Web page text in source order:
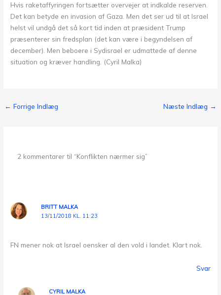
Hvis raketaffyringen fortsætter overvejer at indkalde reserven.
Det kan betyde en invasion af Gaza. Men det ser ud til at Israel
helst vil undgå det så kort tid inden at præsident Trump
præsenterer sin fredsplan (det kan være i begyndelsen af
december). Men beboere i Sydisrael er udmattede af denne
situation og kræver handling. (Cyril Malka)
← Forrige Indlæg Næste Indlæg →
2 kommentarer til “Konflikten nærmer sig”
BRITT MALKA
13/11/2018 KL. 11:23
FN mener nok at Israel oensker al den vold i landet. Klart nok.
Svar
CYRIL MALKA